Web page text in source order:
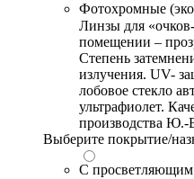
Фотохромные
Линзы для
помещении –
Степень
излучения. UV-
лобовое стекло
ультрафиолет.
производства
Выберите покрытие/
С